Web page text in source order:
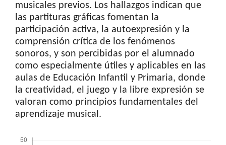
musicales previos. Los hallazgos indican que
las partituras gráficas fomentan la
participación activa, la autoexpresión y la
comprensión crítica de los fenómenos
sonoros, y son percibidas por el alumnado
como especialmente útiles y aplicables en las
aulas de Educación Infantil y Primaria, donde
la creatividad, el juego y la libre expresión se
valoran como principios fundamentales del
aprendizaje musical.